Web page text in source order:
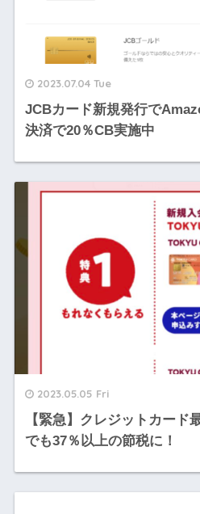
2023.07.04 Tue
JCBカード新規発行で
決済で20％CB実施中
2023.05.05 Fri
【緊急】クレジットカード
でも37％以上の節税に！